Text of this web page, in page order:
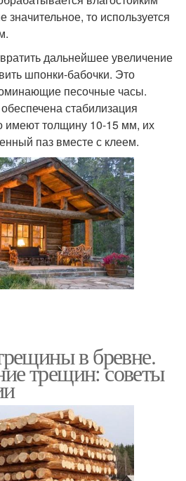
то используется
дальнейшее увеличение
шпонки-бабочки. Это
песочные часы.
стабилизация
имеют толщину 10-15 мм, их
паз вместе с клеем.
в бревне.
трещин: советы